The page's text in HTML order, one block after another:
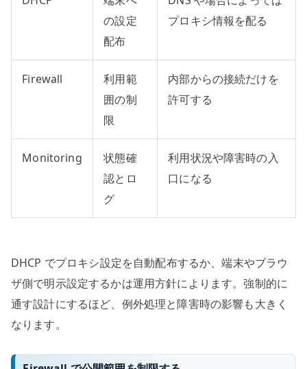
の設定
配布
プロキシ情報を配る
Firewall
利用範
囲の制
限
内部からの接続だけを
許可する
Monitoring
状態確
認とロ
グ
利用状況や障害時の入
口になる
DHCP でプロキシ設定を自動配布するか、端末やブラウ
ザ側で明示設定するかは運用方針によります。強制的に
通す設計にするほど、例外処理と障害時の影響も大きく
なります。